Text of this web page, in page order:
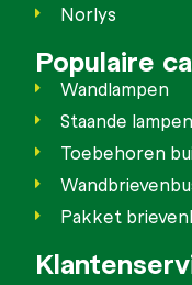
Norlys
Populaire
Wandlampen
Staande lampen
Toebehoren
Pakket